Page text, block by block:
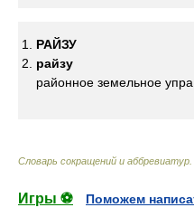
РАЙЗУ
райзу
районное земельное
Словарь сокращений и аббревиатур
Игры ⚽
Поможем